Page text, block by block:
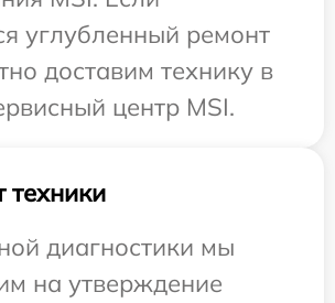
углубленный ремонт
доставим технику в
центр MSI.
техники
диагностики мы
на утверждение